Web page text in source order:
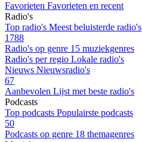
Favorieten Favorieten en recent
Radio's
Top radio's Meest beluisterde radio's
1788
Radio's op genre 15 muziekgenres
Radio's per regio Lokale radio's
Nieuws Nieuwsradio's
67
Aanbevolen Lijst met beste radio's
Podcasts
Top podcasts Populairste podcasts
50
Podcasts op genre 18 themagenres